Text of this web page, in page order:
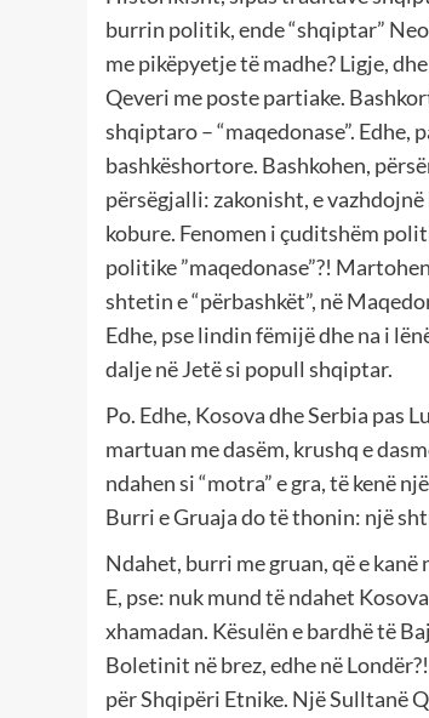
burrin politik, ende “shqiptar”
me pikëpyetje të madhe? Ligje,
Qeveri me poste partiake.
shqiptaro – “maqedonase”.
bashkëshortore. Bashkohen,
përsëgjalli: zakonisht, e
kobure. Fenomen i çuditshëm
politike ”maqedonase”?!
shtetin e “përbashkët”, në
Edhe, pse lindin fëmijë dhe na i
dalje në Jetë si popull shqiptar.
Po. Edhe, Kosova dhe Serbia pas
martuan me dasëm, krushq e
ndahen si “motra” e gra, të kenë
Burri e Gruaja do të thonin: një
Ndahet, burri me gruan, që e
E, pse: nuk mund të ndahet
xhamadan. Kësulën e bardhë të
Boletinit në brez, edhe në
për Shqipëri Etnike. Një Sulltanë